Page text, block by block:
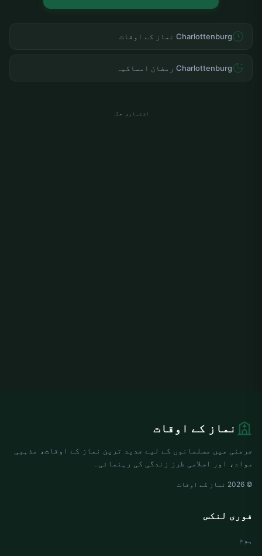
Charlottenburg نماز کے اوقات
Charlottenburg رمضان امساکیہ
اشتہاری جگہ
نماز کے اوقات
جرمنی میں مسلمانوں کے لیے جدید ترین نماز کے اوقات، مذہبی
مواد، اور اسلامی طرز زندگی کی رہنمائی۔
© 2026 نماز کے اوقات
فوری لنکس
ہوم